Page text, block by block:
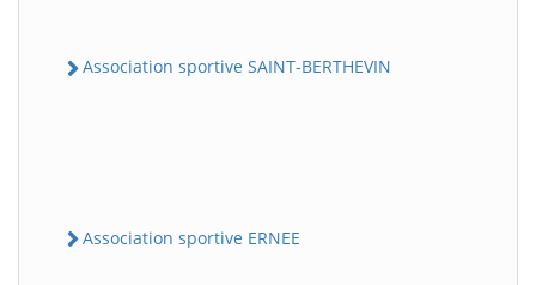
Association sportive SAINT-BERTHEVIN
Association sportive ERNEE